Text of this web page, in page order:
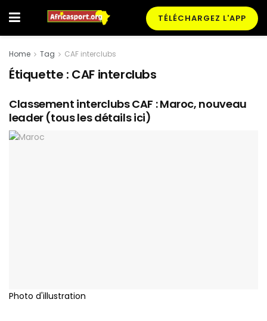
TÉLÉCHARGEZ L'APP
Home Tag CAF interclubs
Étiquette : CAF interclubs
Classement interclubs CAF : Maroc, nouveau
leader (tous les détails ici)
Photo d'illustration